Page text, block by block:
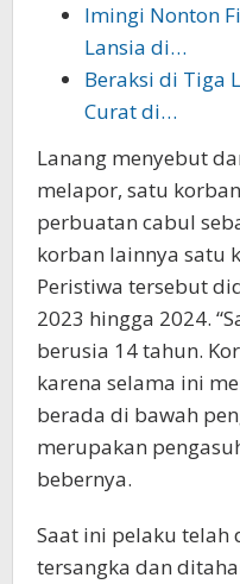
Imingi Nonton
Lansia di…
Beraksi di Tiga
Curat di…
Lanang menyebut
melapor, satu
perbuatan cabul
korban lainnya satu
Peristiwa tersebut
2023 hingga 2024.
berusia 14 tahun.
karena selama ini
berada di bawah
merupakan
bebernya.
Saat ini pelaku telah
tersangka dan